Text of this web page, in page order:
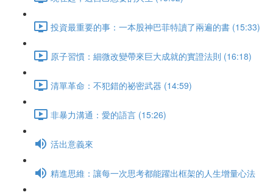
投資最重要的事：一本股神巴菲特讀了兩遍的書 (15:33)
原子習慣：細微改變帶來巨大成就的實證法則 (16:18)
清單革命：不犯錯的祕密武器 (14:59)
非暴力溝通：愛的語言 (15:26)
活出意義來
精進思維：讓每一次思考都能躍出框架的人生增量心法